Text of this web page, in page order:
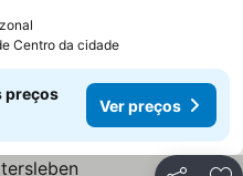
Centro da cidade
preços
Ver preços